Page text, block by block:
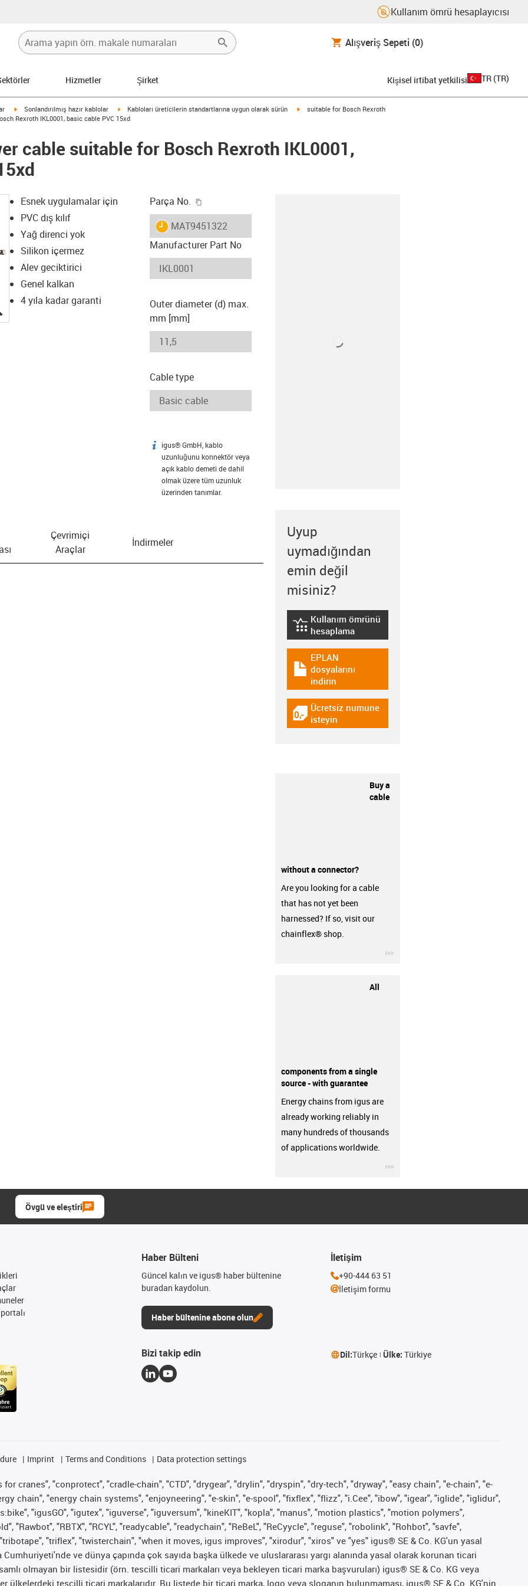
Kullanım ömrü hesaplayıcısı
Alışveriş Sepeti (0)
Hizmetler Şirket Kişisel irtibat yetkilisi TR (TR)
igus-icon-arrow-right
Sonlandırılmış hazır kablolar igus-icon-arrow-right
Kabloları üreticilerin standartlarına uygun olarak sürün igus-icon-arrow-right
suitable for Bosch Rexroth
Rexroth IKL0001, basic cable PVC 15xd
cable suitable for Bosch Rexroth IKL0001,
igus-icon-lupe
Esnek uygulamalar için
PVC dış kılıf
Yağ direnci yok
Silikon içermez
Alev geciktirici
Genel kalkan
4 yıla kadar garanti
Parça No.
igus-icon-lieferzeit
MAT9451322
Manufacturer Part No
Outer diameter (d) max.
mm [mm]
Cable type
igus-icon-info
igus® GmbH, kablo
uzunluğunu konnektör veya
açık kablo demeti de dahil
olmak üzere tüm uzunluk
üzerinden tanımlar.
Çevrimiçi
Araçlar
İndirmeler
Uyup
uymadığından
emin değil
misiniz?
igus-icon-lebensdauerrechner
Kullanım ömrünü
hesaplama
igus-icon-download-plan
EPLAN
dosyalarını
indirin
igus-icon-gratismuster
Ücretsiz numune
isteyin
Buy a
cable
without a connector?
Are you looking for a cable
that has not yet been
harnessed? If so, visit our
chainflex® shop.
All
components from a single
source - with guarantee
Energy chains from igus are
already working reliably in
many hundreds of thousands
of applications worldwide.
Övgü ve eleştiri
Haber Bülteni
Güncel kalın ve igus® haber bültenine
buradan kaydolun.
Haber bültenine abone olun
İletişim
+90-444 63 51
İletişim formu
Bizi takip edin Dil:Türkçe Ülke: Türkiye
Imprint Terms and Conditions Data protection settings
cranes", "conprotect", "cradle-chain", "CTD", "drygear", "drylin", "dryspin", "dry-tech", "dryway", "easy chain", "e-chain", "e-
chain", "energy chain systems", "enjoyneering", "e-skin", "e-spool", "fixflex", "flizz", "i.Cee", "ibow", "igear", "iglide", "iglidur",
"igusGO", "igutex", "iguverse", "iguversum", "kineKIT", "kopla", "manus", "motion plastics", "motion polymers",
"RBTX", "RCYL", "readycable", "readychain", "ReBeL", "ReCyycle", "reguse", "robolink", "Rohbot", "savfe",
"triflex", "twisterchain", "when it moves, igus improves", "xirodur", "xiros" ve "yes" igus® SE & Co. KG'un yasal
ve dünya çapında çok sayıda başka ülkede ve uluslararası yargı alanında yasal olarak korunan ticari
olmayan bir listesidir (örn. tescilli ticari markaları veya bekleyen ticari marka başvuruları) igus® SE & Co. KG veya
ülkelerdeki tescilli ticari markalarıdır. Bu listede bir ticari marka, logo veya sloganın bulunmaması, igus® SE & Co. KG'nin